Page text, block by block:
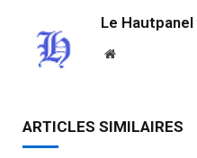
Le Hautpanel
Website
ARTICLES SIMILAIRES